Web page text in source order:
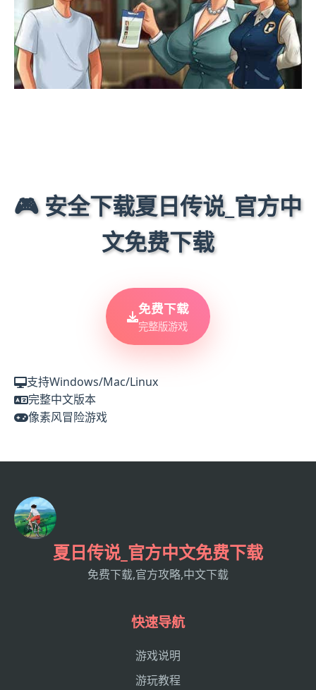
🎮 安全下载夏日传说_官方中
文免费下载
免费下载
完整版游戏
支持Windows/Mac/Linux
完整中文版本
像素风冒险游戏
夏日传说_官方中文免费下载
免费下载,官方攻略,中文下载
快速导航
游戏说明
游玩教程